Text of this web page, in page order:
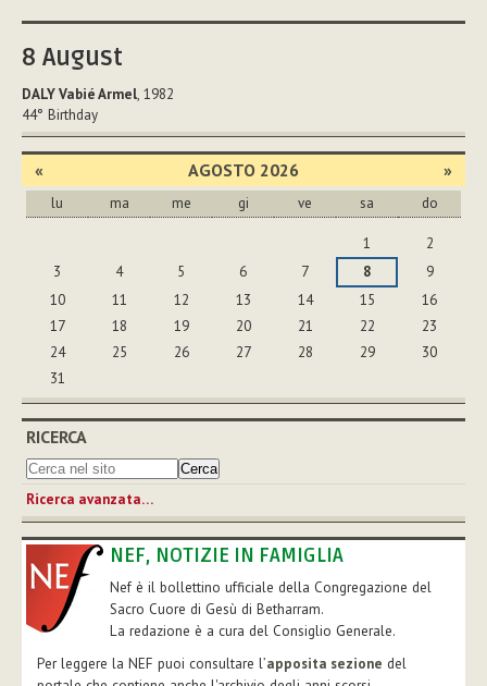
8 August
DALY Vabié Armel, 1982
44° Birthday
« AGOSTO 2026 »
lu ma me gi ve sa do
1
2
3
4 5 6 7 8
9
10
11 12 13 14 15
16
17
18 19 20 21 22
23
24
25 26 27 28 29
30
31
RICERCA
Ricerca avanzata…
NEF, NOTIZIE IN FAMIGLIA
Nef è il bollettino ufficiale della Congregazione del
Sacro Cuore di Gesù di Betharram.
La redazione è a cura del Consiglio Generale.
Per leggere la NEF puoi consultare l’apposita sezione del